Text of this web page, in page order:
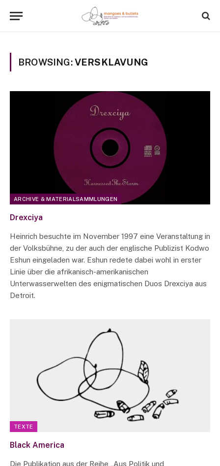
BROWSING:VERSKLAVUNG
ARCHIVE & MATERIALSAMMLUNGEN
Drexciya
Heinrich besuchte im November 1997 eine Veranstaltung in
der Volksbühne, zu der auch der englische Publizist Kodwo
Eshun eingeladen war. Eshun redete dabei wohl in erster
Linie über die afrikanisch-amerikanischen
Unterwasserwelten des enigmatischen Duos Drexciya aus
Detroit.
TEXTE
Black America
Die Publikation aus der Reihe „Aus Politik und